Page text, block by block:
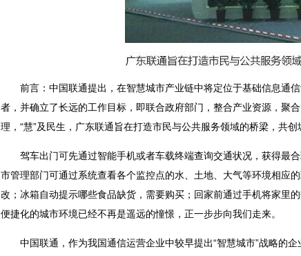
前言：中国联通提出，在智慧城市产业链中将定位于基础信息通
者，并确立了长远的工作目标，即联合政府部门，整合产业资源，聚
理，“慧”及民生，广东联通旨在打造市民与公共服务领域的桥梁，共创
驾车出门可先通过智能手机或者车载终端查询交通状况，获得最
市管理部门可通过系统查看各个监控点的水、土地、大气等环境相应
改；冰箱自动提示哪些食品缺货，需要购买；回家前通过手机将家里
便捷化的城市环境已经不再是遥远的憧憬，正一步步向我们走来。
中国联通，作为我国通信运营企业中较早提出“智慧城市”战略的